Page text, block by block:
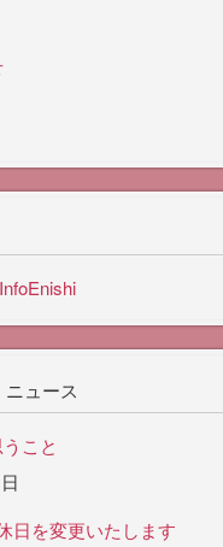
ュース
こと
日を変更いたします